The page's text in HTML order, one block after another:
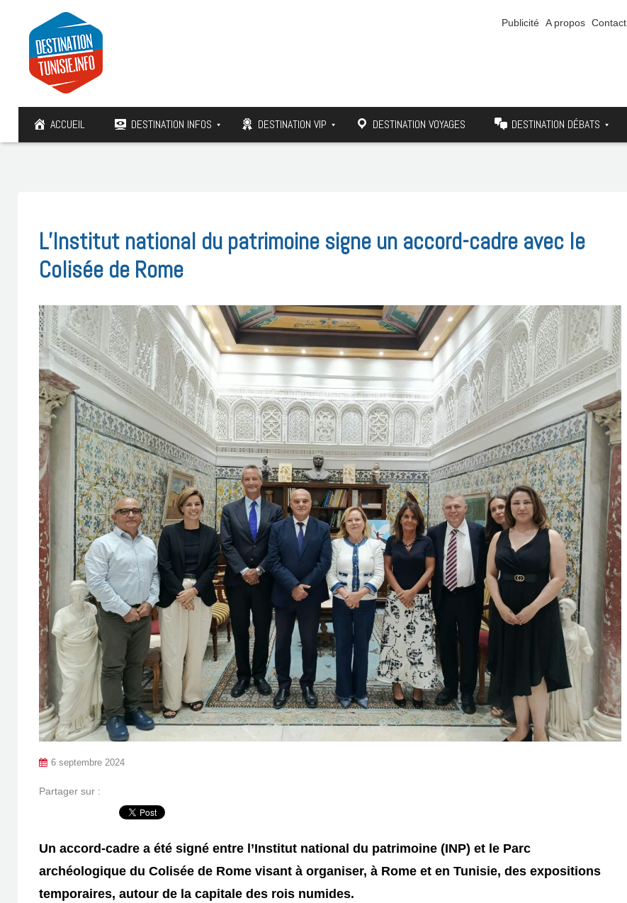
Publicité A propos Contact
ACCUEIL DESTINATION INFOS DESTINATION VIP DESTINATION VOYAGES DESTINATION DÉBATS
L’Institut national du patrimoine signe un accord-cadre avec le
Colisée de Rome
6 septembre 2024
Partager sur :
Un accord-cadre a été signé entre l’Institut national du patrimoine (INP) et le Parc
archéologique du Colisée de Rome visant à organiser, à Rome et en Tunisie, des expositions
temporaires, autour de la capitale des rois numides.